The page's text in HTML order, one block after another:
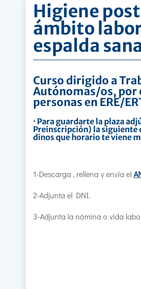
Higiene
ámbito
espalda
Curso dirigido a
Autónomas/os, por
personas en ERE/
· Para guardarte la plaza
Preinscripción) la siguiente
dinos que horario te viene
1-Descarga , rellena y envía el
2-Adjunta el DNI.
3-Adjunta la nómina o vida